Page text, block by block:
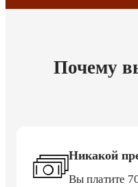
Почему
Никакой
Вы платите